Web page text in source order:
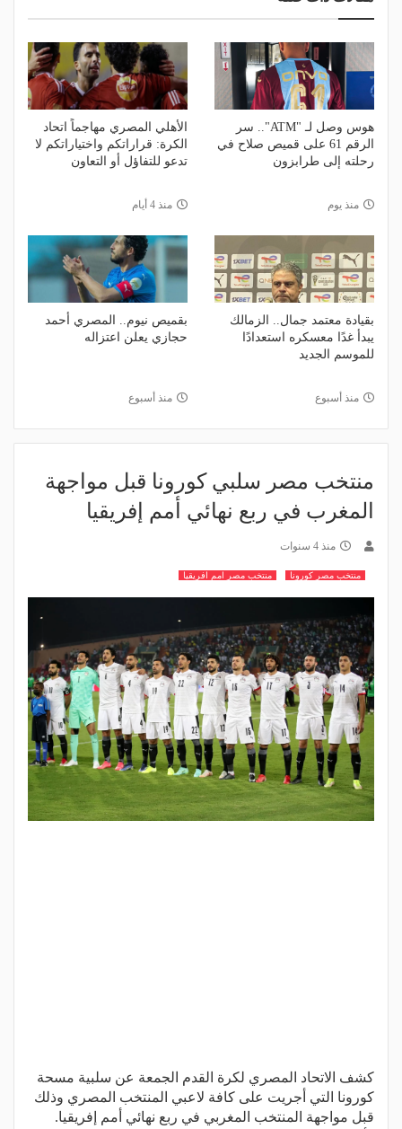
هوس وصل لـ "ATM".. سر
الرقم 61 على قميص صلاح في
رحلته إلى طرابزون
منذ يوم
الأهلي المصري مهاجماً اتحاد
الكرة: قراراتكم واختياراتكم لا
تدعو للتفاؤل أو التعاون
منذ 4 أيام
بقيادة معتمد جمال.. الزمالك
يبدأ غدًا معسكره استعدادًا
للموسم الجديد
منذ أسبوع
بقميص نيوم.. المصري أحمد
حجازي يعلن اعتزاله
منذ أسبوع
منتخب مصر سلبي كورونا قبل مواجهة
المغرب في ربع نهائي أمم إفريقيا
منذ 4 سنوات
منتخب مصر كورونا منتخب مصر امم افريقيا
كشف الاتحاد المصري لكرة القدم الجمعة عن سلبية مسحة
كورونا التي أجريت على كافة لاعبي المنتخب المصري وذلك
قبل مواجهة المنتخب المغربي في ربع نهائي أمم إفريقيا.